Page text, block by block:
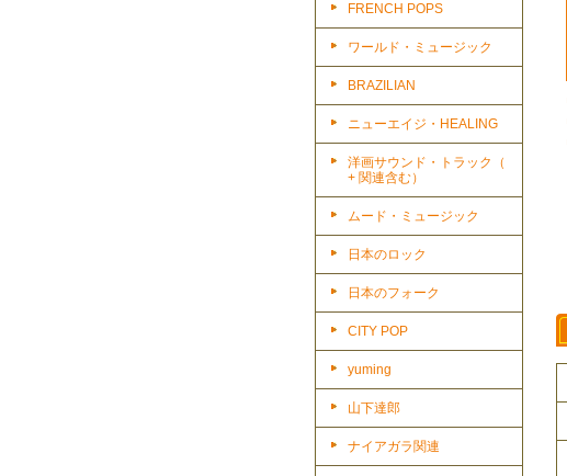
FRENCH POPS
ワールド・ミュージック
BRAZILIAN
ニューエイジ・HEALING
洋画サウンド・トラック（
+ 関連含む）
ムード・ミュージック
日本のロック
日本のフォーク
CITY POP
yuming
山下達郎
ナイアガラ関連